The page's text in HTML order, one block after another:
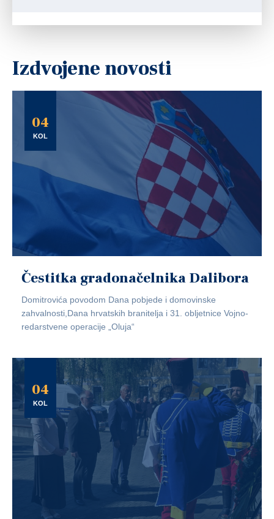
Izdvojene novosti
04
KOL
Čestitka gradonačelnika Dalibora
Domitrovića povodom Dana pobjede i domovinske
zahvalnosti,Dana hrvatskih branitelja i 31. obljetnice Vojno-
redarstvene operacije „Oluja“
04
KOL